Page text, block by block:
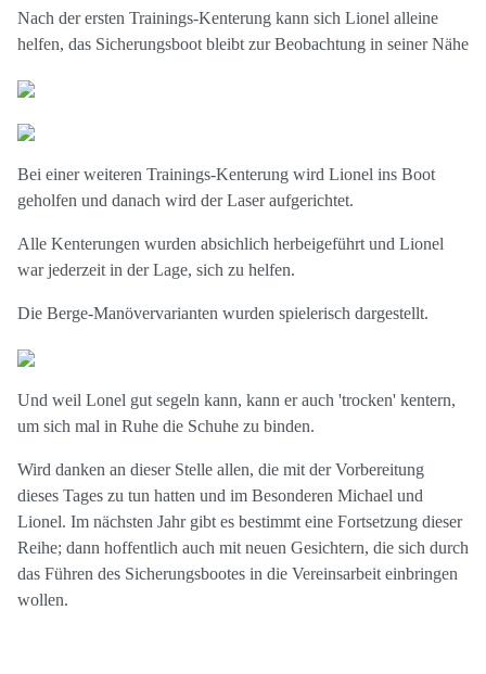
Nach der ersten Trainings-Kenterung kann sich Lionel alleine
helfen, das Sicherungsboot bleibt zur Beobachtung in seiner Nähe
Bei einer weiteren Trainings-Kenterung wird Lionel ins Boot
geholfen und danach wird der Laser aufgerichtet.
Alle Kenterungen wurden absichlich herbeigeführt und Lionel
war jederzeit in der Lage, sich zu helfen.
Die Berge-Manövervarianten wurden spielerisch dargestellt.
Und weil Lonel gut segeln kann, kann er auch 'trocken' kentern,
um sich mal in Ruhe die Schuhe zu binden.
Wird danken an dieser Stelle allen, die mit der Vorbereitung
dieses Tages zu tun hatten und im Besonderen Michael und
Lionel. Im nächsten Jahr gibt es bestimmt eine Fortsetzung dieser
Reihe; dann hoffentlich auch mit neuen Gesichtern, die sich durch
das Führen des Sicherungsbootes in die Vereinsarbeit einbringen
wollen.